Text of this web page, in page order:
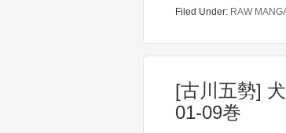
Filed Under: RAW
[古川五勢]
01-09巻